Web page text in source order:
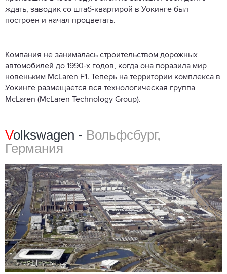
ждать, заводик со штаб-квартирой в Уокинге был
построен и начал процветать.
Компания не занималась строительством дорожных
автомобилей до 1990-х годов, когда она поразила мир
новеньким McLaren F1. Теперь на территории комплекса в
Уокинге размещается вся технологическая группа
McLaren (McLaren Technology Group).
Volkswagen - Вольфсбург,
Германия